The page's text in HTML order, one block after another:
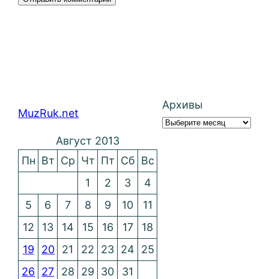
MuzRuk.net
Архивы
Август 2013
Пн Вт Ср Чт Пт Сб Вс
1
2 3
4
5
6 7 8 9 10
11
12
13 14 15 16 17
18
19
20 21 22 23 24
25
26
27 28 29 30
31